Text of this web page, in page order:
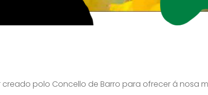
polo Concello de Barro para ofrecer á nosa